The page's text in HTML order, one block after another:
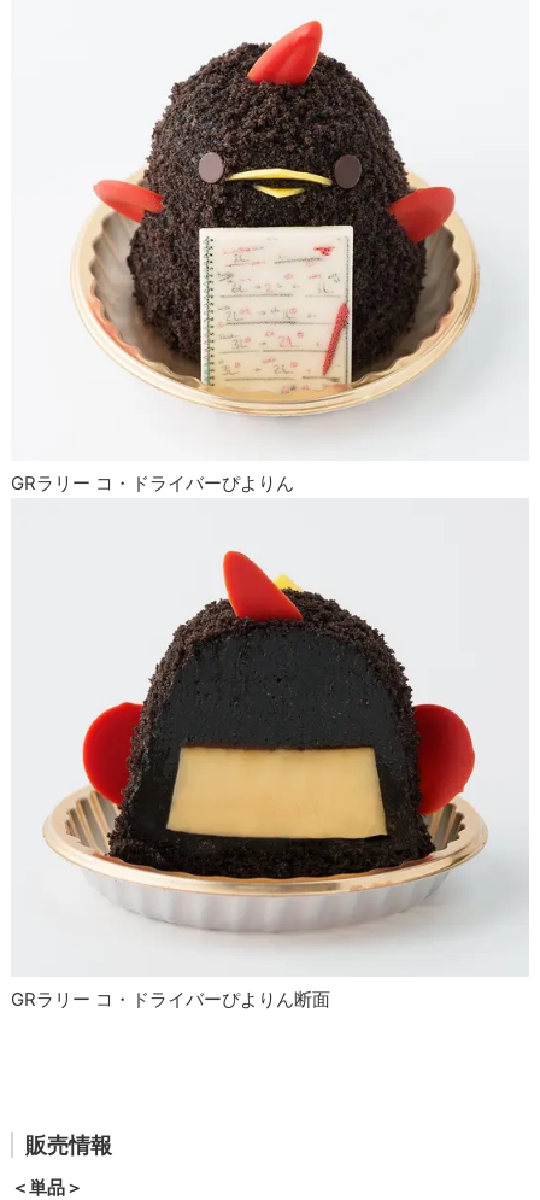
GRラリー コ・ドライバーぴよりん
GRラリー コ・ドライバーぴよりん断面
販売情報
＜単品＞